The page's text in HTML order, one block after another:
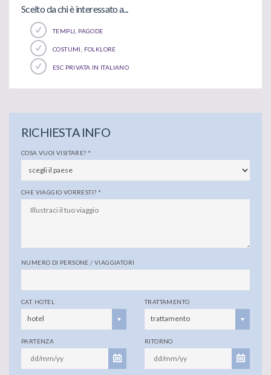
Scelto da chi è interessato a...
TEMPLI, PAGODE
COSTUMI, FOLKLORE
ESC PRIVATA IN ITALIANO
RICHIESTA INFO
COSA VUOI VISITARE? *
CHE VIAGGIO VORRESTI? *
NUMERO DI PERSONE / VIAGGIATORI
CAT. HOTEL
hotel
TRATTAMENTO
trattamento
PARTENZA RITORNO